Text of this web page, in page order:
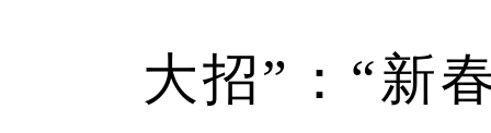
大招”：“新